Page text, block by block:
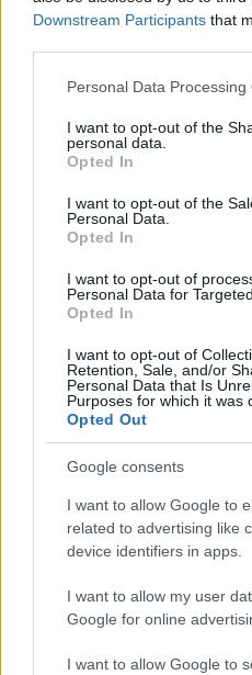
Downstream Participants that
Please note that this website/
not limited to your visit or
grant or deny consent to
use your data for below
consent section.
Personal Data Processing
I want to opt-out of the
personal data.
Opted In
I want to opt-out of the
Personal Data.
Opted In
I want to opt-out of
Personal Data for
Opted In
I want to opt-out of
Retention, Sale, and/or
Personal Data that Is
Purposes for which it was
Opted Out
Google consents
I want to allow Google to
related to advertising like
device identifiers in apps.
I want to allow my user
Google for online
I want to allow Google to
«Oι παρόμοιες
Charlotte κυμαίνεται
πραγματικότητας»,
δίδυμο, καταλήγοντας: «Η
μυστηριώδη ποιότητα, μια
έμφαση στο παιχνίδι μας
Η μόδα
είναι πάντα